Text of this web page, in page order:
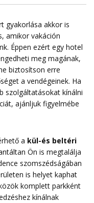
gyakorlása akkor is
amikor vakáción
Éppen ezért egy hotel
meg magának,
biztosítson erre
a vendégeinek. Ha
szolgáltatásokat kínálni
ajánljuk figyelmébe
a kül-és beltéri
Ön is megtalálja
szomszédságában
is helyet kaphat
komplett parkként
kínálnak